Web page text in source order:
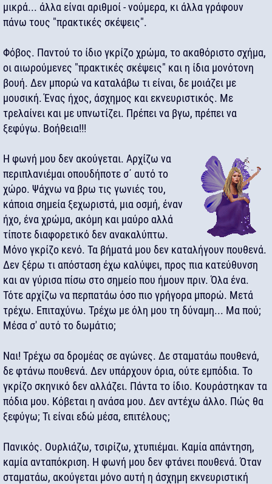
μικρά... άλλα είναι αριθμοί - νούμερα, κι άλλα γράφουν
πάνω τους "πρακτικές σκέψεις".
Φόβος. Παντού το ίδιο γκρίζο χρώμα, το ακαθόριστο σχήμα,
οι αιωρούμενες "πρακτικές σκέψεις" και η ίδια μονότονη
βουή. Δεν μπορώ να καταλάβω τι είναι, δε μοιάζει με
μουσική. Ένας ήχος, άσχημος και εκνευριστικός. Με
τρελαίνει και με υπνωτίζει. Πρέπει να βγω, πρέπει να
ξεφύγω. Βοήθεια!!!
Η φωνή μου δεν ακούγεται. Αρχίζω να
περιπλανιέμαι οπουδήποτε σ΄ αυτό το
χώρο. Ψάχνω να βρω τις γωνιές του,
κάποια σημεία ξεχωριστά, μια οσμή, έναν
ήχο, ένα χρώμα, ακόμη και μαύρο αλλά
τίποτε διαφορετικό δεν ανακαλύπτω.
Μόνο γκρίζο κενό. Τα βήματά μου δεν καταλήγουν πουθενά.
Δεν ξέρω τι απόσταση έχω καλύψει, προς πια κατεύθυνση
και αν γύρισα πίσω στο σημείο που ήμουν πριν. Όλα ένα.
Τότε αρχίζω να περπατάω όσο πιο γρήγορα μπορώ. Μετά
τρέχω. Επιταχύνω. Τρέχω με όλη μου τη δύναμη... Μα πού;
Μέσα σ' αυτό το δωμάτιο;
Ναι! Τρέχω σα δρομέας σε αγώνες. Δε σταματάω πουθενά,
δε φτάνω πουθενά. Δεν υπάρχουν όρια, ούτε εμπόδια. Το
γκρίζο σκηνικό δεν αλλάζει. Πάντα το ίδιο. Κουράστηκαν τα
πόδια μου. Κόβεται η ανάσα μου. Δεν αντέχω άλλο. Πώς θα
ξεφύγω; Τι είναι εδώ μέσα, επιτέλους;
Πανικός. Ουρλιάζω, τσιρίζω, χτυπιέμαι. Καμία απάντηση,
καμία ανταπόκριση. Η φωνή μου δεν φτάνει πουθενά. Όταν
σταματάω, ακούγεται μόνο αυτή η άσχημη εκνευριστική